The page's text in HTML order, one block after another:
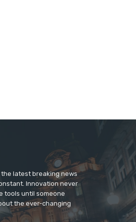
latest breaking news
Innovation never
tools until someone
the ever-changing